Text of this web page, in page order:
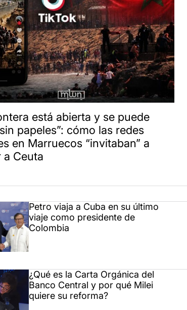
está abierta y se puede
papeles”: cómo las redes
en Marruecos “invitaban” a
a Ceuta
Petro viaja a Cuba en su último
viaje como presidente de
Colombia
¿Qué es la Carta Orgánica del
Banco Central y por qué Milei
quiere su reforma?